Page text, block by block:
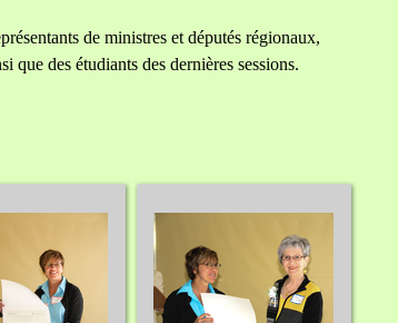
de ministres et députés régionaux,
que des étudiants des dernières sessions.